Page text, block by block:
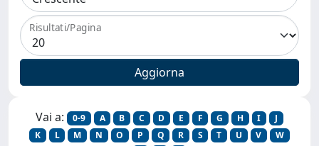
Risultati/Pagina
Vai a: 0-9 A B C D E F G H I
J
K
L M N O P Q R S T U V
W